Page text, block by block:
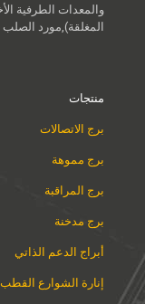
والمعدات الطرفية
المغلقة),مورد الصلب
منتجات
برج الاتصالات
برج مموهة
برج المراقبة
برج مدخنة
أبراج الدعم الذاتي
إنارة الشوارع القطب